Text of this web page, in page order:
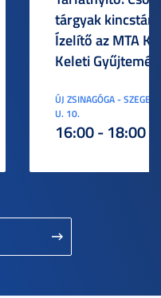
tárgyak
Ízelítő az MTA
Keleti
ÚJ ZSINAGÓGA -
U. 10.
16:00 - 18:00